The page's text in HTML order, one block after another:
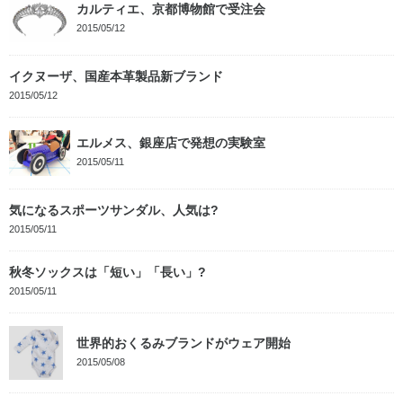
カルティエ、京都博物館で受注会
2015/05/12
イクヌーザ、国産本革製品新ブランド
2015/05/12
エルメス、銀座店で発想の実験室
2015/05/11
気になるスポーツサンダル、人気は?
2015/05/11
秋冬ソックスは「短い」「長い」?
2015/05/11
世界的おくるみブランドがウェア開始
2015/05/08